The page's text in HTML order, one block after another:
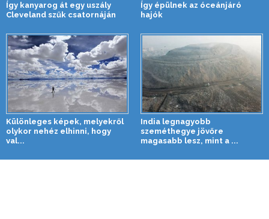
Így kanyarog át egy uszály
Cleveland szűk csatornáján
Így épülnek az óceánjáró
hajók
Különleges képek, melyekről
olykor nehéz elhinni, hogy
val...
India legnagyobb
szeméthegye jövőre
magasabb lesz, mint a ...